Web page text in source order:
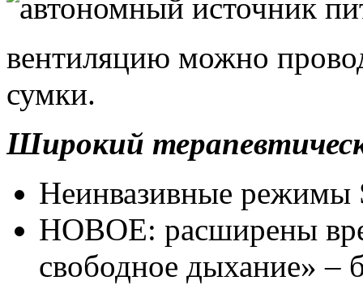
вентиляцию можно
сумки.
Широкий
Неинвазивные режимы
НОВОЕ: расширены
свободное дыхание» –